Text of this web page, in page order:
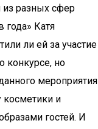
разных сфер
года» Катя
ли ей за участие
конкурсе, но
мероприятия
косметики и
гостей. И